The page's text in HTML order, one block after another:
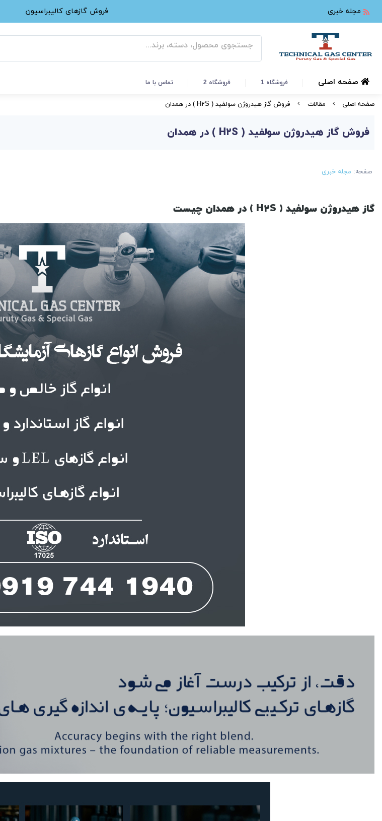
مجله خبری فروش گازهای کالیبراسیون
صفحه اصلی فروشگاه 1 فروشگاه 2 تماس با ما
صفحه اصلی مقالات فروش گاز هیدروژن سولفید ( H۲S ) در همدان
فروش گاز هیدروژن سولفید ( H۲S ) در همدان
صفحه: مجله خبری
گاز هیدروژن سولفید ( H۲S
) در همدان چیست